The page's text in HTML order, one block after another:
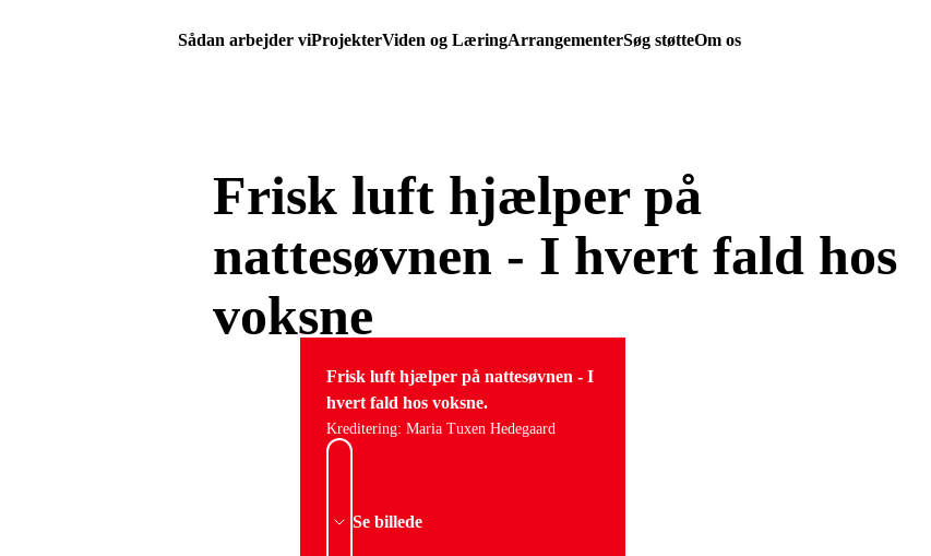
Sådan arbejder viProjekterViden og LæringArrangementerSøg støtteOm os
Frisk luft hjælper på
nattesøvnen - I hvert fald hos
voksne
Frisk luft hjælper på nattesøvnen - I
hvert fald hos voksne.
Kreditering: Maria Tuxen Hedegaard
Se billede